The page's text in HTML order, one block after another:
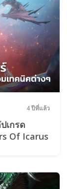
4 ปีที่แล้ว
เกรด
Of Icarus